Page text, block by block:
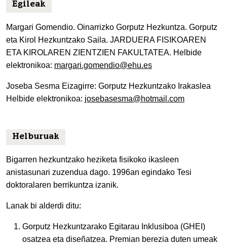
Egileak
Margari Gomendio. Oinarrizko Gorputz Hezkuntza. Gorputz
eta Kirol Hezkuntzako Saila. JARDUERA FISIKOAREN
ETA KIROLAREN ZIENTZIEN FAKULTATEA. Helbide
elektronikoa: margari.gomendio@ehu.es
Joseba Sesma Eizagirre: Gorputz Hezkuntzako Irakaslea
Helbide elektronikoa: josebasesma@hotmail.com
Helburuak
Bigarren hezkuntzako heziketa fisikoko ikasleen
anistasunari zuzendua dago. 1996an egindako Tesi
doktoralaren berrikuntza izanik.
Lanak bi alderdi ditu:
Gorputz Hezkuntzarako Egitarau Inklusiboa (GHEI)
osatzea eta diseñatzea. Premian berezia duten umeak